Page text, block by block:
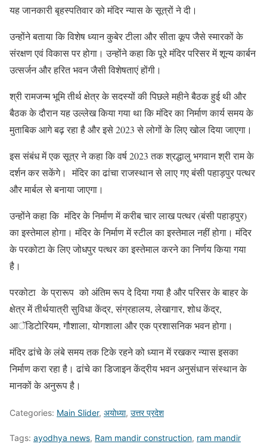
यह जानकारी बृहस्पतिवार को मंदिर न्यास के सूत्रों ने दी।
उन्होंने बताया कि विशेष ध्यान कुबेर टीला और सीता कूप जैसे स्मारकों के
संरक्षण एवं विकास पर होगा। उन्होंने कहा कि पूरे मंदिर परिसर में शून्य कार्बन
उत्सर्जन और हरित भवन जैसी विशेषताएं होंगी।
श्री रामजन्म भूमि तीर्थ क्षेत्र के सदस्यों की पिछले महीने बैठक हुई थी और
बैठक के दौरान यह उल्लेख किया गया था कि मंदिर का निर्माण कार्य समय के
मुताबिक आगे बढ़ रहा है और इसे 2023 से लोगों के लिए खोल दिया जाएगा।
इस संबंध में एक सूत्र ने कहा कि वर्ष 2023 तक श्रद्धालु भगवान श्री राम के
दर्शन कर सकेंगे। मंदिर का ढांचा राजस्थान से लाए गए बंसी पहाड़पुर पत्थर
और मार्बल से बनाया जाएगा।
उन्होंने कहा कि मंदिर के निर्माण में करीब चार लाख पत्थर (बंसी पहाड़पुर)
का इस्तेमाल होगा। मंदिर के निर्माण में स्टील का इस्तेमाल नहीं होगा। मंदिर
के परकोटा के लिए जोधपुर पत्थर का इस्तेमाल करने का निर्णय किया गया
है।
परकोटा के प्रारूप को अंतिम रूप दे दिया गया है और परिसर के बाहर के
क्षेत्र में तीर्थयात्री सुविधा केंद्र, संग्रहालय, लेखागार, शोध केंद्र,
आॅडिटोरियम, गौशाला, योगशाला और एक प्रशासनिक भवन होगा।
मंदिर ढांचे के लंबे समय तक टिके रहने को ध्यान में रखकर न्यास इसका
निर्माण करा रहा है। ढांचे का डिजाइन केंद्रीय भवन अनुसंधान संस्थान के
मानकों के अनुरूप है।
Categories: Main Slider, अयोध्या, उत्तर प्रदेश
Tags: ayodhya news, Ram mandir construction, ram mandir